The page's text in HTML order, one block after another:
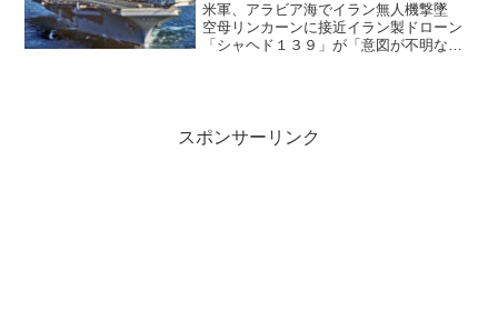
米軍、アラビア海でイラン無人機撃墜
空母リンカーンに接近イラン製ドローン
「シャヘド１３９」が「意図が不明なま
スポンサーリンク